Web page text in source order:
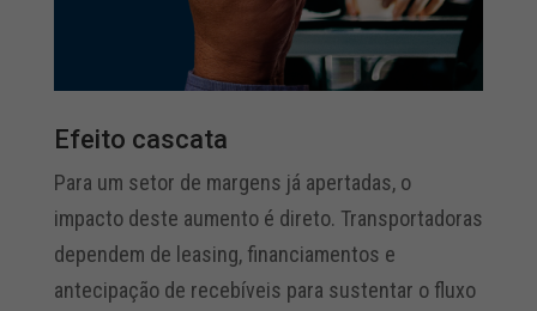
Efeito cascata
Para um setor de margens já apertadas, o
impacto deste aumento é direto. Transportadoras
dependem de leasing, financiamentos e
antecipação de recebíveis para sustentar o fluxo